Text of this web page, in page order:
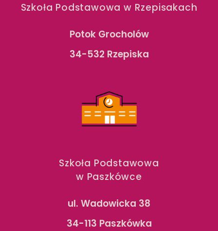
Szkoła Podstawowa w Rzepisakach
Potok Grocholów
34-532 Rzepiska
Szkoła Podstawowa
w Paszkówce
ul. Wadowicka 38
34-113 Paszkówka